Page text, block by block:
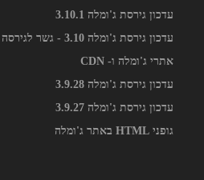
עדכון גירסת ג'ומלה 3.10.1
עדכון גירסת ג'ומלה 3.10 - גשר לגירסה 4.0
אתרי ג'ומלה ו- CDN
עדכון גירסת ג'ומלה 3.9.28
עדכון גירסת ג'ומלה 3.9.27
גופני HTML באתר ג'ומלה